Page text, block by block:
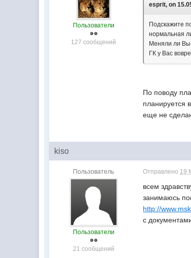
Пользователи
127 сообщений
esprit, on
Подскажите
нормальная
Меняли ли Вы
ГК у Вас
По поводу
планируется
еще не
kiso
Пользователь
Пользователи
21 сообщений
Отправлено 19
всем
занимаюсь
http://
с